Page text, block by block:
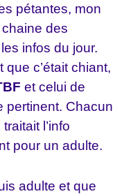
pétantes, mon
des
infos du jour.
que c’était chiant,
et celui de
pertinent. Chacun
l’info
pour un adulte.
adulte et que